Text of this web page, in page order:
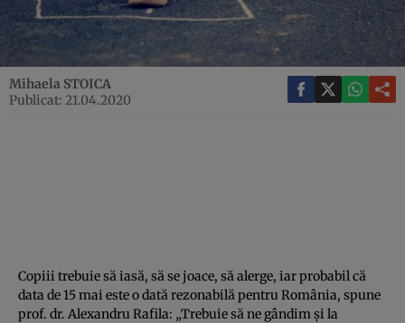
Mihaela STOICA
Publicat: 21.04.2020
Copiii trebuie să iasă, să se joace, să alerge, iar probabil că
data de 15 mai este o dată rezonabilă pentru România, spune
prof. dr. Alexandru Rafila: „Trebuie să ne gândim şi la